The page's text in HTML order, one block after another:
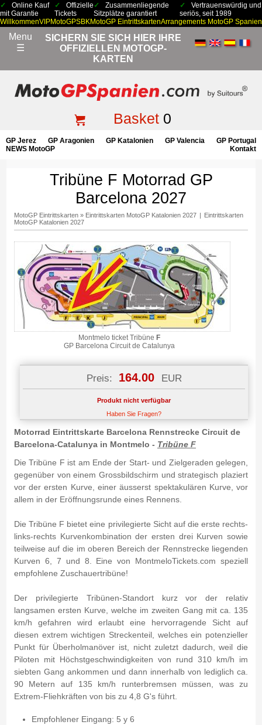
Online Kauf
mit Garantie
Offizielle
Tickets
Zusammenliegende
Sitzplätze garantiert
Vertrauenswürdig und
seriös, seit 1989
WillkommenVIPMotoGPSBKMotoGP EintrittskartenArrangements MotoGP Spanien
Menu
☰
SICHERN SIE SICH HIER IHRE
OFFIZIELLEN MOTOGP-
KARTEN
Basket0
GP Jerez GP Aragonien GP Katalonien GP Valencia
GP Portugal
NEWS MotoGP
Kontakt
Tribüne F Motorrad GP
Barcelona 2027
MotoGP Eintrittskarten» Eintrittskarten MotoGP Katalonien 2027
Eintrittskarten
MotoGP Katalonien 2027
Montmelo ticket Tribüne F
GP Barcelona Circuit de Catalunya
Preis: 164.00 EUR
Produkt nicht verfügbar
Haben Sie Fragen?
Motorrad Eintrittskarte Barcelona Rennstrecke Circuit de
Barcelona-Catalunya in Montmelo - Tribüne F
Die Tribüne F ist am Ende der Start- und Zielgeraden gelegen,
gegenüber von einem Grossbildschirm und strategisch plaziert
vor der ersten Kurve, einer äusserst spektakulären Kurve, vor
allem in der Eröffnungsrunde eines Rennens.
Die Tribüne F bietet eine privilegierte Sicht auf die erste rechts-
links-rechts Kurvenkombination der ersten drei Kurven sowie
teilweise auf die im oberen Bereich der Rennstrecke liegenden
Kurven 6, 7 und 8. Eine von MontmeloTickets.com speziell
empfohlene Zuschauertribüne!
Der privilegierte Tribünen-Standort kurz vor der relativ
langsamen ersten Kurve, welche im zweiten Gang mit ca. 135
km/h gefahren wird erlaubt eine hervorragende Sicht auf
diesen extrem wichtigen Streckenteil, welches ein potenzieller
Punkt für Überholmanöver ist, nicht zuletzt dadurch, weil die
Piloten mit Höchstgeschwindigkeiten von rund 310 km/h im
siebten Gang ankommen und dann innerhalb von lediglich ca.
90 Metern auf 135 km/h runterbremsen müssen, was zu
Extrem-Fliehkräften von bis zu 4,8 G's führt.
Empfohlener Eingang: 5 y 6